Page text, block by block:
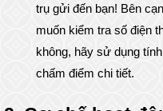
trụ gửi đến bạn! Bên
muốn kiểm tra số điện
không, hãy sử dụng
chấm điểm chi tiết.